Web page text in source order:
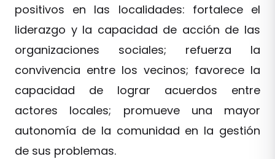
positivos en las localidades: fortalece el
liderazgo y la capacidad de acción de las
organizaciones sociales; refuerza la
convivencia entre los vecinos; favorece la
capacidad de lograr acuerdos entre
actores locales; promueve una mayor
autonomía de la comunidad en la gestión
de sus problemas.